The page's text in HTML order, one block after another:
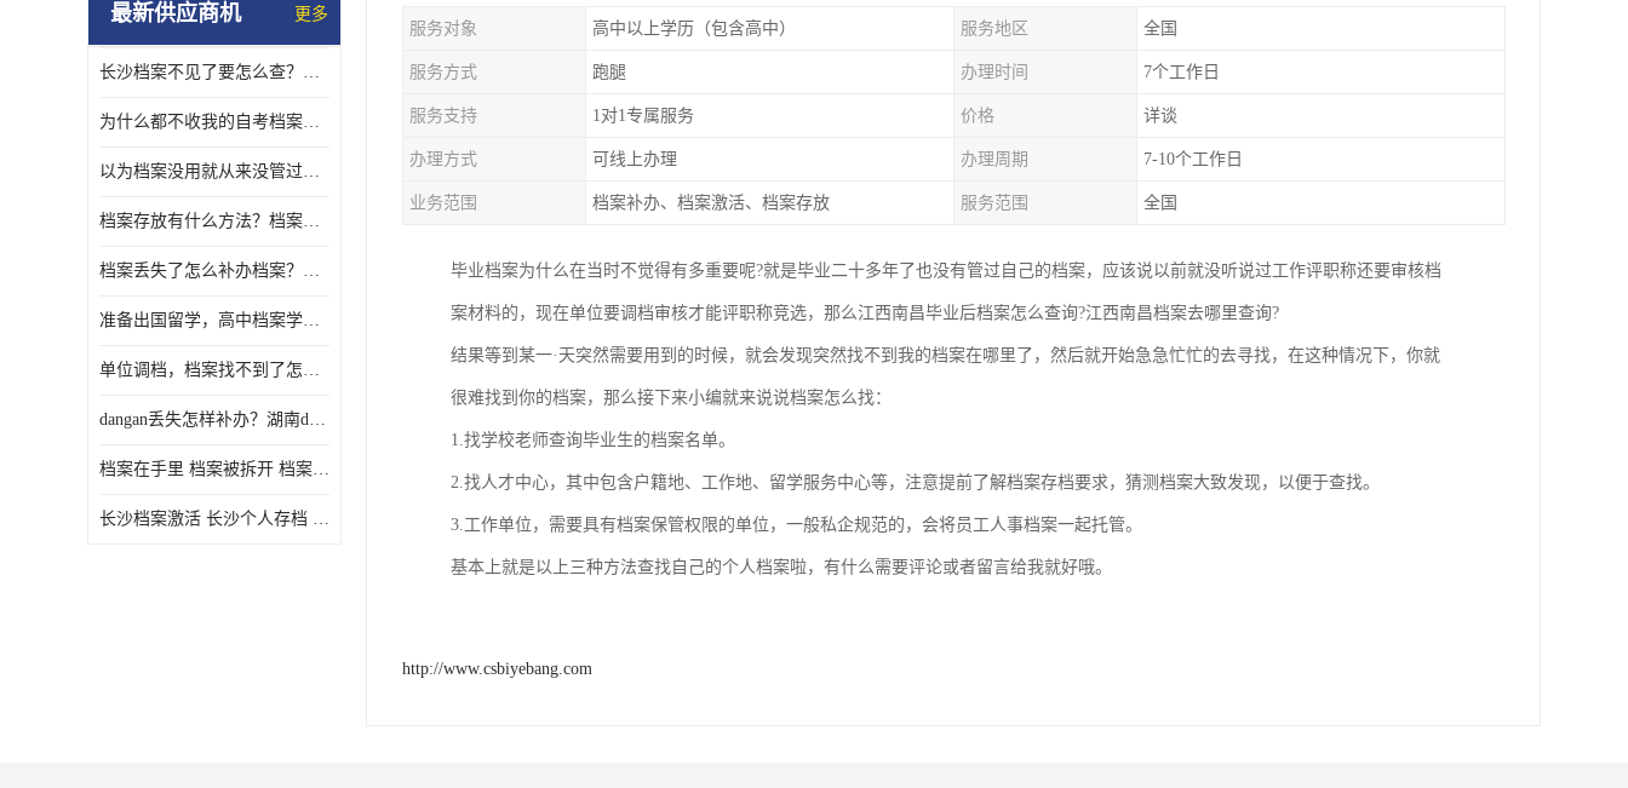
最新供应商机 更多
长沙档案不见了要怎么查？档案查询 档案补办
为什么都不收我的自考档案？自考档案怎么存档？
以为档案没用就从来没管过，现在要用档案该怎么办？
档案存放有什么方法？档案在手里为什么不能用
档案丢失了怎么补办档案？湖南档案补办 档案补办方法
准备出国留学，高中档案学校发给我了怎么办？
单位调档，档案找不到了怎么办？
dangan丢失怎样补办？湖南dangan丢失补办流程介绍！
档案在手里 档案被拆开 档案补办 档案问题一站式服务
长沙档案激活 长沙个人存档 长沙档案存档
服务对象 高中以上学历（包含高中） 服务地区 全国
服务方式 跑腿 办理时间 7个工作日
服务支持 1对1专属服务 价格 详谈
办理方式 可线上办理 办理周期 7-10个工作日
业务范围 档案补办、档案激活、档案存放 服务范围 全国
毕业档案为什么在当时不觉得有多重要呢?就是毕业二十多年了也没有管过自己的档案，应该说以前就没听说过工作评职称还要审核档
案材料的，现在单位要调档审核才能评职称竞选，那么江西南昌毕业后档案怎么查询?江西南昌档案去哪里查询?
结果等到某一·天突然需要用到的时候，就会发现突然找不到我的档案在哪里了，然后就开始急急忙忙的去寻找，在这种情况下，你就
很难找到你的档案，那么接下来小编就来说说档案怎么找：
1.找学校老师查询毕业生的档案名单。
2.找人才中心，其中包含户籍地、工作地、留学服务中心等，注意提前了解档案存档要求，猜测档案大致发现，以便于查找。
3.工作单位，需要具有档案保管权限的单位，一般私企规范的，会将员工人事档案一起托管。
基本上就是以上三种方法查找自己的个人档案啦，有什么需要评论或者留言给我就好哦。
http://www.csbiyebang.com